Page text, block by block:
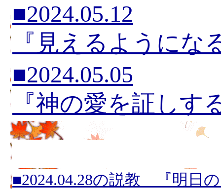
■2024.05.12
『見えるようにな
■2024.05.05
『神の愛を証しす
■2024.04.28の説教 『明日